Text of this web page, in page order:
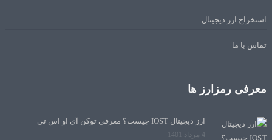
استخراج ارز دیجیتال
تماس با ما
معرفی رمزارز ها
ارز دیجیتال IOST چیست؟ معرفی توکن آی او اس تی
4 مرداد 1401